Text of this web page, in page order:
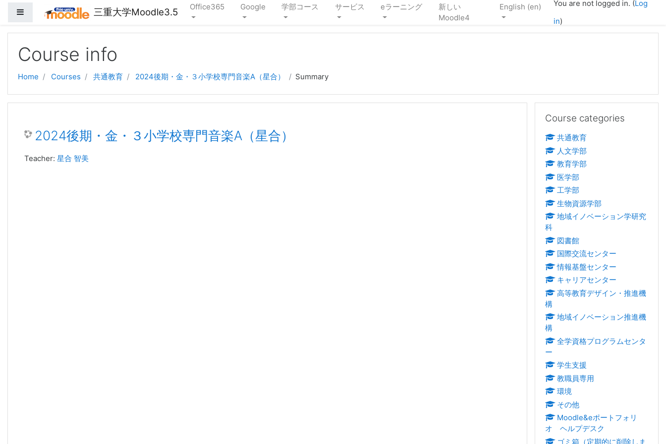
Side panel 三重大学Moodle3.5 Office365 Google 学部コース サービス eラーニング
新しい
Moodle4
English ‎(en)‎ You are not logged in. (Log
in)
Course info
Home Courses 共通教育 2024後期・金・３小学校専門音楽A（星合） Summary
2024後期・金・３小学校専門音楽A（星合）
Teacher: 星合 智美
Course categories
共通教育
人文学部
教育学部
医学部
工学部
生物資源学部
地域イノベーション学研究
科
図書館
国際交流センター
情報基盤センター
キャリアセンター
高等教育デザイン・推進機
構
地域イノベーション推進機
構
全学資格プログラムセンタ
ー
学生支援
教職員専用
環境
その他
Moodle&eポートフォリ
オ ヘルプデスク
ゴミ箱（定期的に削除しま